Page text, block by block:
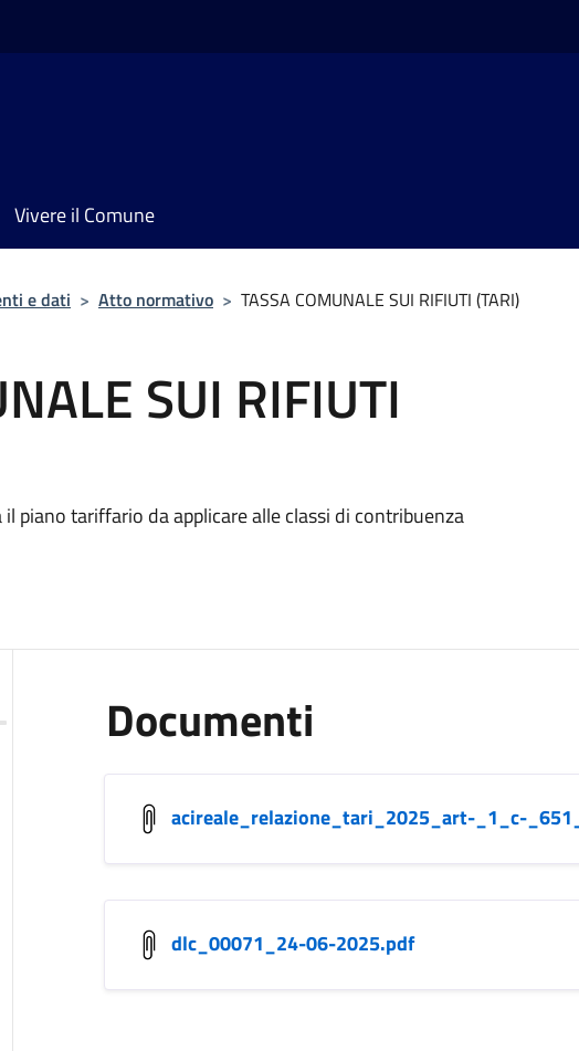
Vivere il Comune
e dati > Atto normativo > TASSA COMUNALE SUI RIFIUTI (TARI)
SUI RIFIUTI
piano tariffario da applicare alle classi di contribuenza
Documenti
acireale_relazione_tari_2025_art-_1_c-
dlc_00071_24-06-2025.pdf